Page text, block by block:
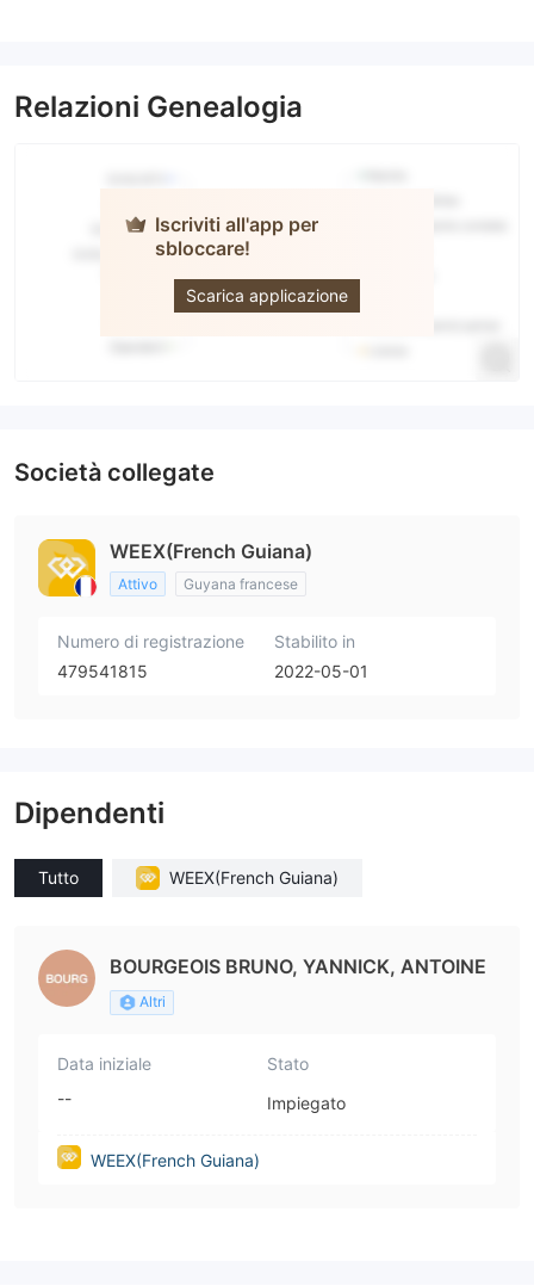
Relazioni Genealogia
Iscriviti all'app per
sbloccare!
Scarica applicazione
Società collegate
WEEX(French Guiana)
Attivo Guyana francese
Numero di registrazione
479541815
Stabilito in
2022-05-01
Dipendenti
Tutto WEEX(French Guiana)
BOURGEOIS BRUNO, YANNICK, ANTOINE
Altri
Data iniziale
--
Stato
Impiegato
WEEX(French Guiana)